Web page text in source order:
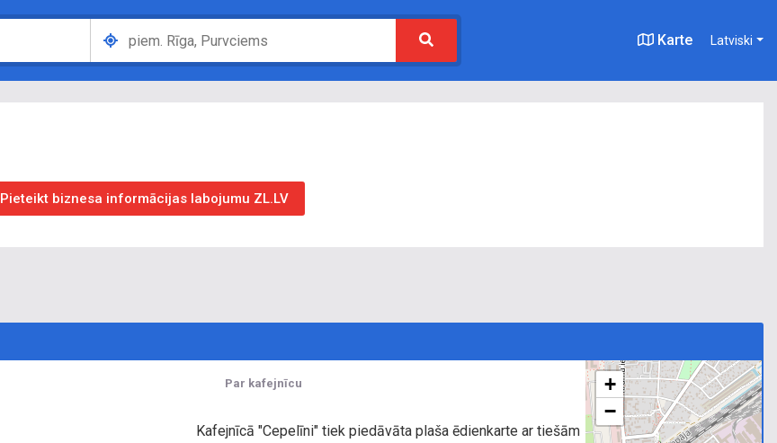
Karte Latviski
Pieteikt biznesa informācijas labojumu ZL.LV
Par kafejnīcu
Kafejnīcā "Cepelīni" tiek piedāvāta plaša ēdienkarte ar tiešām
+
−